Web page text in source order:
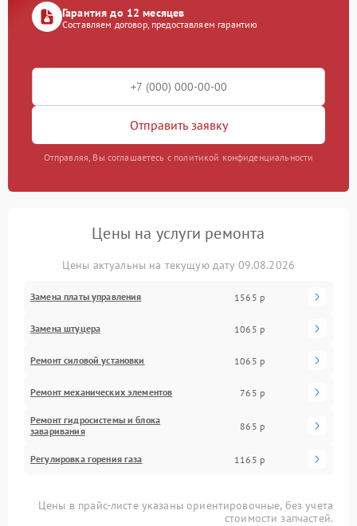
Гарантия до 12 месяцев
Составляем договор, предоставляем гарантию
Отправить заявку
Отправляя, Вы соглашаетесь с политикой конфиденциальности
Цены на услуги ремонта
Цены актуальны на текущую дату 09.08.2026
Замена платы управления 1565 р
Замена штуцера 1065 р
Ремонт силовой установки 1065 р
Ремонт механических элементов 765 р
Ремонт гидросистемы и блока
заваривания
865 р
Регулировка горения газа 1165 р
Цены в прайс-листе указаны ориентировочные, без учета
стоимости запчастей.